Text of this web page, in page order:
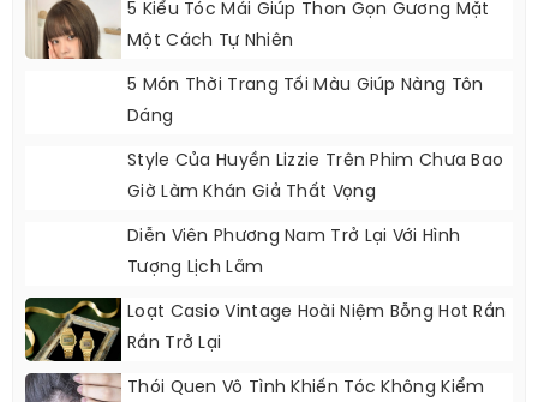
5 Kiểu Tóc Mái Giúp Thon Gọn Gương Mặt
Một Cách Tự Nhiên
5 Món Thời Trang Tối Màu Giúp Nàng Tôn
Dáng
Style Của Huyền Lizzie Trên Phim Chưa Bao
Giờ Làm Khán Giả Thất Vọng
Diễn Viên Phương Nam Trở Lại Với Hình
Tượng Lịch Lãm
Loạt Casio Vintage Hoài Niệm Bỗng Hot Rần
Rần Trở Lại
Thói Quen Vô Tình Khiến Tóc Không Kiểm